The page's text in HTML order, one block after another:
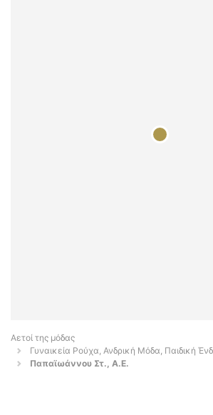
Αετοί της μόδας
Γυναικεία Ρούχα, Ανδρική Μόδα, Παιδική
Παπαϊωάννου Στ., Α.Ε.